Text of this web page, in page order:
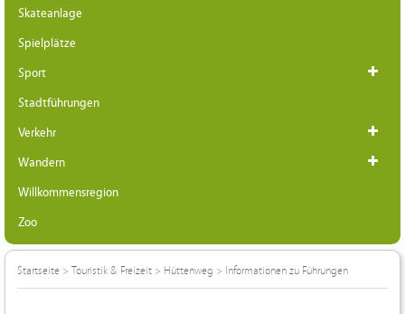
Skateanlage
Spielplätze
Sport
Stadtführungen
Verkehr
Wandern
Willkommensregion
Zoo
Startseite > Touristik & Freizeit > Hüttenweg > Informationen zu Führungen